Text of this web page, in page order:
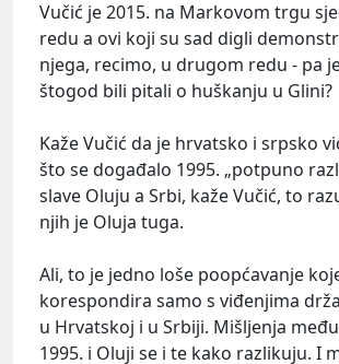
Vučić je 2015. na Markovom trgu
redu a ovi koji su sad digli
njega, recimo, u drugom redu - pa
štogod bili pitali o huškanju u Glini?
Kaže Vučić da je hrvatsko i srpsko
što se događalo 1995. „potpuno
slave Oluju a Srbi, kaže Vučić, to
njih je Oluja tuga.
Ali, to je jedno loše poopćavanje
korespondira samo s viđenjima
u Hrvatskoj i u Srbiji. Mišljenja
1995. i Oluji se i te kako razlikuju. I